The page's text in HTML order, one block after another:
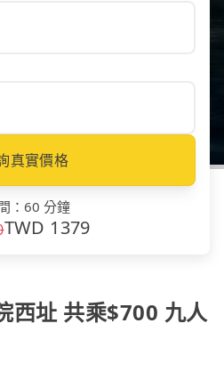
真實價格
： 60 分鐘
TWD 1379
西址 共乘$700 九人